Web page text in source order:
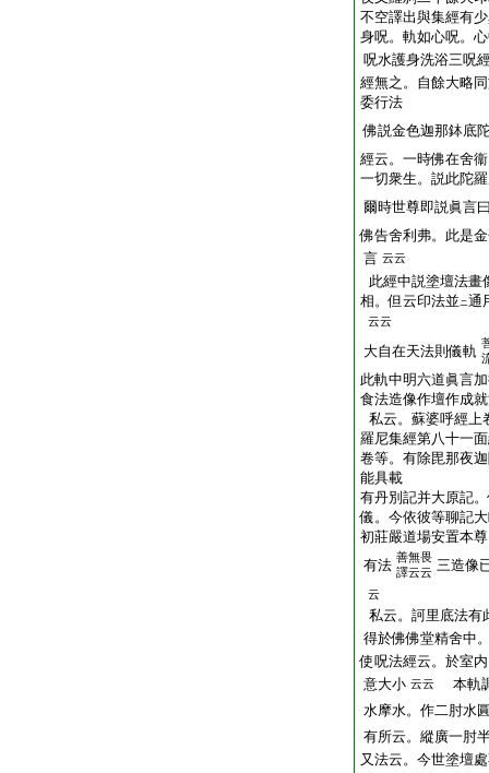
不空譯出與集經有
身呪。軌如心呪。
呪水護身洗浴三呪
經無之。自餘大略
委行法
佛説金色迦那鉢底
經云。一時佛在舍
一切衆生。説此陀
爾時世尊即説眞言
佛告舍利弗。此是
言 云云
此經中説塗壇法畫
相。但云印法並ニ通
云云
大自在天法則儀軌
此軌中明六道眞言
食法造像作壇作成
私云。蘇婆呼經上
羅尼集經第八十一
卷等。有除毘那夜
能具載
有丹別記并大原記
儀。今依彼等聊記
初莊嚴道場安置本尊
有法 善無畏
譯云云 三造像
云
私云。訶里底法有
得於佛佛堂精舍中
使呪法經云。於室
意大小 云云
本軌
水摩水。作二肘水
有所云。縱廣一肘
又法云。今世塗壇